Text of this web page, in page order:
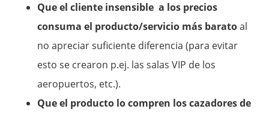
Que el cliente insensible a los precios
consuma el producto/servicio más baratoal
no apreciar suficiente diferencia (para evitar
esto se crearon p.ej. las salas VIP de los
aeropuertos, etc.).
Que el producto lo compren los cazadores de